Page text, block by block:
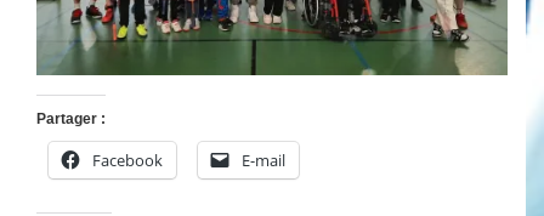
Partager :
Facebook E-mail